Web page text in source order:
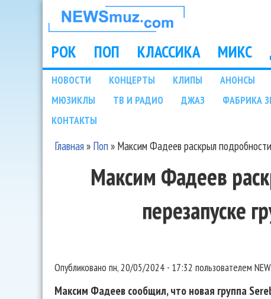
НОВОСТИ
МУЗЫКИ И
ШОУ БИЗНЕСА
NEWSMUZ.COM
Main menu
РОК ПОП КЛАССИКА МИКС
Подразделы
НОВОСТИ КОНЦЕРТЫ КЛИПЫ АНОНСЫ
МЮЗИКЛЫ
ТВ И РАДИО ДЖАЗ ФАБРИКА
КОНТАКТЫ
Главная» Поп» Максим Фадеев раскрыл
Максим Фадеев
перезапуске
Опубликовано пн, 20/05/2024 - 17:32 пользователем
Максим Фадеев сообщил, что новая группа